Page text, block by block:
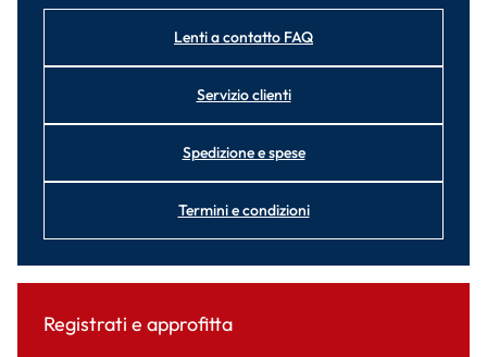
Lenti a contatto FAQ
Servizio clienti
Spedizione e spese
Termini e condizioni
Registrati e approfitta